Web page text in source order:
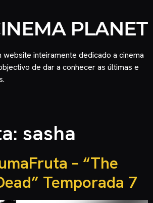
website inteiramente dedicado a cinema
de dar a conhecer as últimas e
sasha
– “The
Temporada 7